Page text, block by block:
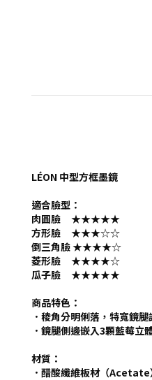
LÉON 中型方框墨鏡
適合臉型：
肉圓臉 ★★★★★
方形臉 ★★★☆☆
倒三角臉 ★★★★☆
菱形臉 ★★★★☆
瓜子臉 ★★★★★
商品特色：
．稜角分明俐落，特寬鏡
．鏡腿側邊嵌入3顆藍莓立
材質：
．醋酸纖維板材（Acetate